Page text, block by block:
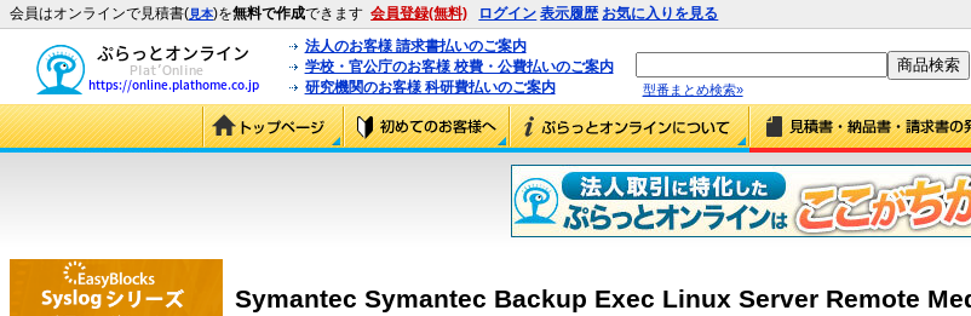
会員はオンラインで見積書(見本)を無料で作成できます 会員登録(無料) ログイン 表示履歴 お気に入りを見る
法人のお客様 請求書払いのご案内
学校・官公庁のお客様 校費・公費払いのご案内
研究機関のお客様 科研費払いのご案内
型番まとめ検索»
Symantec Symantec Backup Exec Linux Server Remote